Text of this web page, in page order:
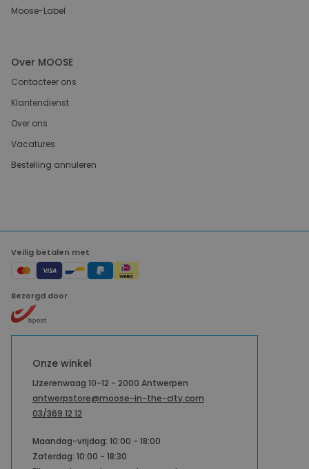
Moose-Label
Over MOOSE
Contacteer ons
Klantendienst
Over ons
Vacatures
Bestelling annuleren
Veilig betalen met
Bezorgd door
Onze winkel
IJzerenwaag 10-12 - 2000 Antwerpen
antwerpstore@moose-in-the-city.com
03/369 12 12
Maandag-vrijdag: 10:00 - 18:00
Zaterdag: 10:00 - 18:30